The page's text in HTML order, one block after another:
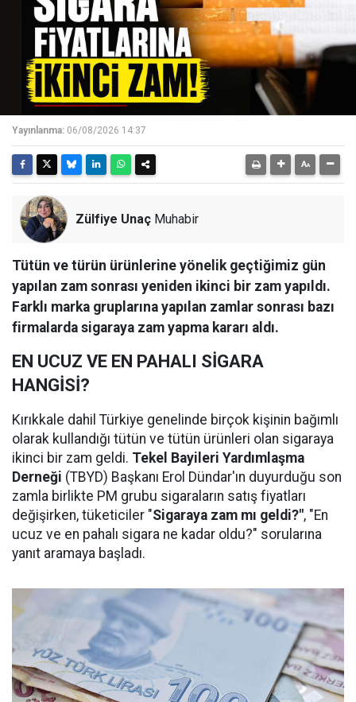
Yayınlanma: 06/08/2026 14:37
Zülfiye Unaç Muhabir
Tütün ve türün ürünlerine yönelik geçtiğimiz gün
yapılan zam sonrası yeniden ikinci bir zam yapıldı.
Farklı marka gruplarına yapılan zamlar sonrası bazı
firmalarda sigaraya zam yapma kararı aldı.
EN UCUZ VE EN PAHALI SİGARA
HANGİSİ?
Kırıkkale dahil Türkiye genelinde birçok kişinin bağımlı
olarak kullandığı tütün ve tütün ürünleri olan sigaraya
ikinci bir zam geldi. Tekel Bayileri Yardımlaşma
Derneği (TBYD) Başkanı Erol Dündar'ın duyurduğu son
zamla birlikte PM grubu sigaraların satış fiyatları
değişirken, tüketiciler "Sigaraya zam mı geldi?", "En
ucuz ve en pahalı sigara ne kadar oldu?" sorularına
yanıt aramaya başladı.